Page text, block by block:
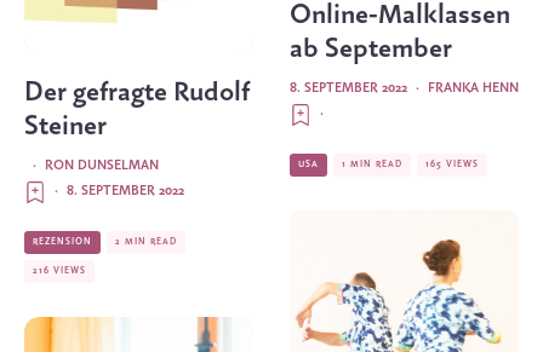
Der gefragte Rudolf
Steiner
RON DUNSELMAN
·
8. SEPTEMBER 2022
·
REZENSION 2 MIN READ
216 VIEWS
Online-Malklassen
ab September
FRANKA HENN
·
8. SEPTEMBER 2022
·
USA 1 MIN READ 165 VIEWS